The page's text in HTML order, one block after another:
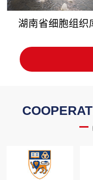
湖南省细胞组织